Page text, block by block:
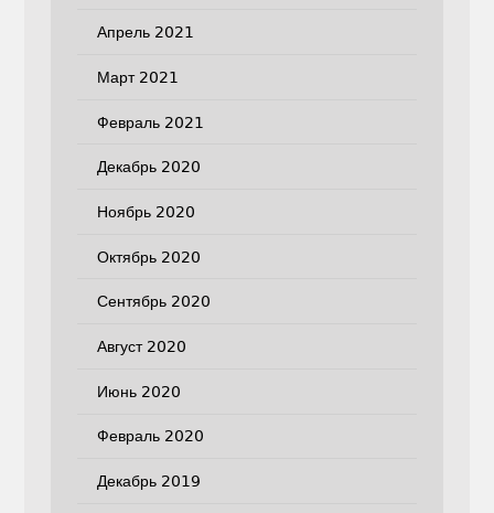
Апрель 2021
Март 2021
Февраль 2021
Декабрь 2020
Ноябрь 2020
Октябрь 2020
Сентябрь 2020
Август 2020
Июнь 2020
Февраль 2020
Декабрь 2019